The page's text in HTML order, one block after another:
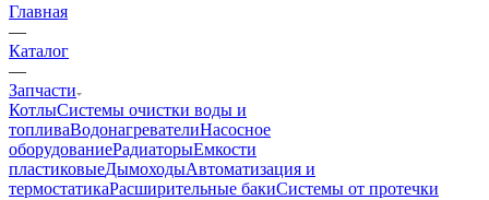
Главная
—
Каталог
—
Запчасти
КотлыСистемы очистки воды и
топливаВодонагревателиНасосное
оборудованиеРадиаторыЕмкости
пластиковыеДымоходыАвтоматизация и
термостатикаРасширительные бакиСистемы от протечки